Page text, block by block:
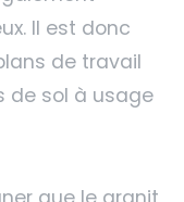
Il est donc
de travail
de sol à usage